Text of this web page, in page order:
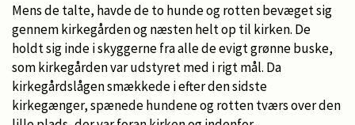
Mens de talte, havde de to hunde og rotten bevæget sig
gennem kirkegården og næsten helt op til kirken. De
holdt sig inde i skyggerne fra alle de evigt grønne buske,
som kirkegården var udstyret med i rigt mål. Da
kirkegårdslågen smækkede i efter den sidste
kirkegænger, spænede hundene og rotten tværs over den